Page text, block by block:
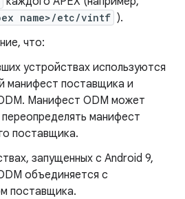
name>/etc/vintf ).
что:
устройствах используются
манифест поставщика и
Манифест ODM может
манифест
поставщика.
запущенных с Android 9,
объединяется с
поставщика.